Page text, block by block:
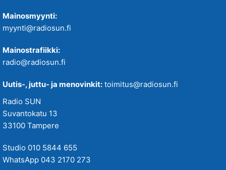
Mainosmyynti:
myynti@radiosun.fi
Mainostrafiikki:
radio@radiosun.fi
Uutis-, juttu- ja menovinkit: toimitus@radiosun.fi
Radio SUN
Suvantokatu 13
33100 Tampere
Studio 010 5844 655
WhatsApp 043 2170 273